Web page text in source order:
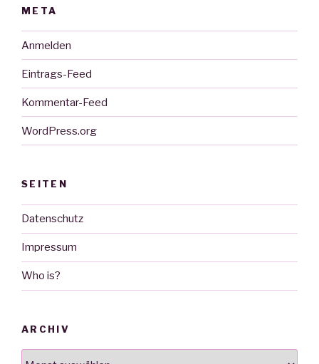
META
Anmelden
Eintrags-Feed
Kommentar-Feed
WordPress.org
SEITEN
Datenschutz
Impressum
Who is?
ARCHIV